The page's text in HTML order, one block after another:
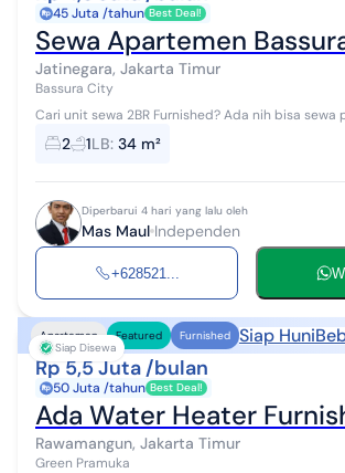
45 Juta /tahun Best Deal!
Sewa Apartemen
Jatinegara, Jakarta Timur
Bassura City
Cari unit sewa 2BR Furnished? Ada nih bisa sewa
Apartemen Bassura City Tower Flamboyan Lantai 26 View Kota Luas
unit 34m² 2 Kamar Tid...
2 1LB: 34 m²
Diperbarui 4 hari yang lalu oleh
Mas Maul Independen
+628521...
Siap Disewa
Apartemen Featured Furnished Siap Huni
Rp 5,5 Juta /bulan
50 Juta /tahun Best Deal!
Ada Water Heater
Rawamangun, Jakarta Timur
Green Pramuka